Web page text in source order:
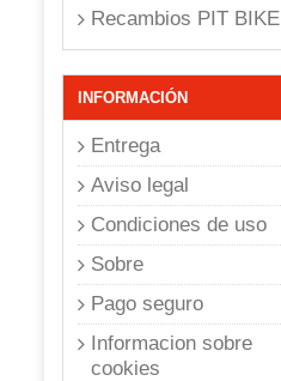
Recambios PIT BIKE
INFORMACIÓN
Entrega
Aviso legal
Condiciones de uso
Sobre
Pago seguro
Informacion sobre
cookies